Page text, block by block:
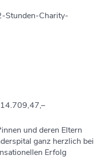
Stunden-Charity-
und deren Eltern
ganz herzlich bei
Erfolg